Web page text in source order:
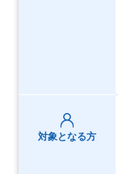
対象となる方